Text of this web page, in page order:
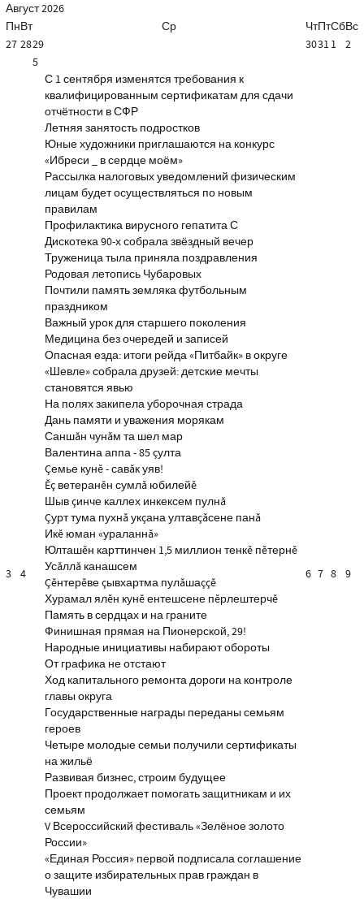
Август2026
ПнВт Ср ЧтПтСбВс
27 2829 30311 2
3 4
5
С 1 сентября изменятся требования к
квалифицированным сертификатам для сдачи
отчётности в СФР
Летняя занятость подростков
Юные художники приглашаются на конкурс
«Ибреси _ в сердце моём»
Рассылка налоговых уведомлений физическим
лицам будет осуществляться по новым
правилам
Профилактика вирусного гепатита С
Дискотека 90-х собрала звёздный вечер
Труженица тыла приняла поздравления
Родовая летопись Чубаровых
Почтили память земляка футбольным
праздником
Важный урок для старшего поколения
Медицина без очередей и записей
Опасная езда: итоги рейда «Питбайк» в округе
«Шевле» собрала друзей: детские мечты
становятся явью
На полях закипела уборочная страда
Дань памяти и уважения морякам
Саншăн чунăм та шел мар
Валентина аппа - 85 çулта
Çемье кунĕ - савăк уяв!
Ĕç ветеранĕн сумлă юбилейĕ
Шыв çинче каллех инкексем пулнă
Çурт тума пухнă укçана ултавçăсене панă
Икĕ юман «ураланнă»
Юлташĕн карттинчен 1,5 миллион тенкĕ пĕтернĕ
Усăллă канашсем
Çĕнтерĕве çывхартма пулăшаççĕ
Хурамал ялĕн кунĕ ентешсене пĕрлештерчĕ
Память в сердцах и на граните
Финишная прямая на Пионерской, 29!
Народные инициативы набирают обороты
От графика не отстают
Ход капитального ремонта дороги на контроле
главы округа
Государственные награды переданы семьям
героев
Четыре молодые семьи получили сертификаты
на жильё
Развивая бизнес, строим будущее
Проект продолжает помогать защитникам и их
семьям
V Всероссийский фестиваль «Зелёное золото
России»
«Единая Россия» первой подписала соглашение
о защите избирательных прав граждан в
Чувашии
6 7 8 9